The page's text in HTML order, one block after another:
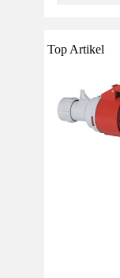
Top Artikel